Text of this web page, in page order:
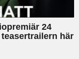
24
här